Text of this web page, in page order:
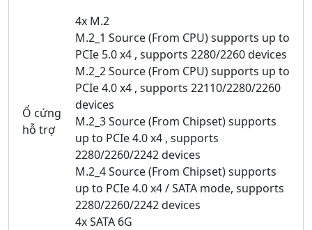
Ổ cứng
hỗ trợ
4x M.2
M.2_1 Source (From CPU) supports up to
PCIe 5.0 x4 , supports 2280/2260 devices
M.2_2 Source (From CPU) supports up to
PCIe 4.0 x4 , supports 22110/2280/2260
devices
M.2_3 Source (From Chipset) supports
up to PCIe 4.0 x4 , supports
2280/2260/2242 devices
M.2_4 Source (From Chipset) supports
up to PCIe 4.0 x4 / SATA mode, supports
2280/2260/2242 devices
4x SATA 6G